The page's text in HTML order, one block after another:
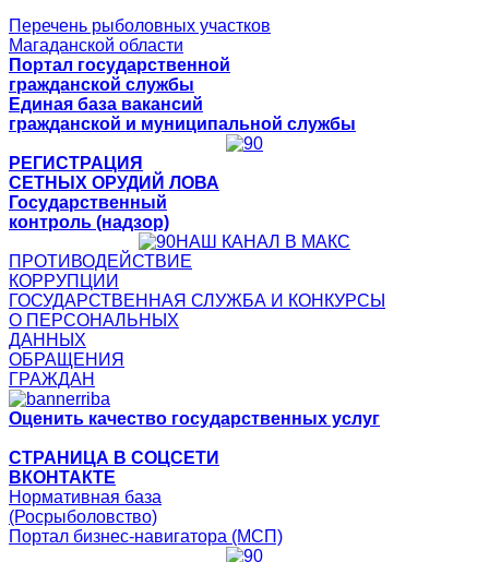
Перечень рыболовных участков
Магаданской области
Портал государственной
гражданской службы
Единая база вакансий
гражданской и муниципальной службы
РЕГИСТРАЦИЯ
СЕТНЫХ ОРУДИЙ ЛОВА
Государственный
контроль (надзор)
НАШ КАНАЛ В МАКС
ПРОТИВОДЕЙСТВИЕ
КОРРУПЦИИ
ГОСУДАРСТВЕННАЯ СЛУЖБА И КОНКУРСЫ
О ПЕРСОНАЛЬНЫХ
ДАННЫХ
ОБРАЩЕНИЯ
ГРАЖДАН
Оценить качество государственных услуг
СТРАНИЦА В СОЦСЕТИ
ВКОНТАКТЕ
Нормативная база
(Росрыболовство)
Портал бизнес-навигатора (МСП)